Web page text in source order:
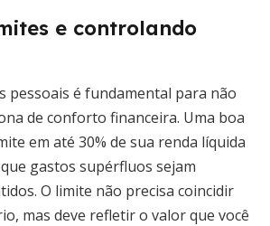
e controlando
pessoais é fundamental para não
de conforto financeira. Uma boa
em até 30% de sua renda líquida
gastos supérfluos sejam
O limite não precisa coincidir
mas deve refletir o valor que você